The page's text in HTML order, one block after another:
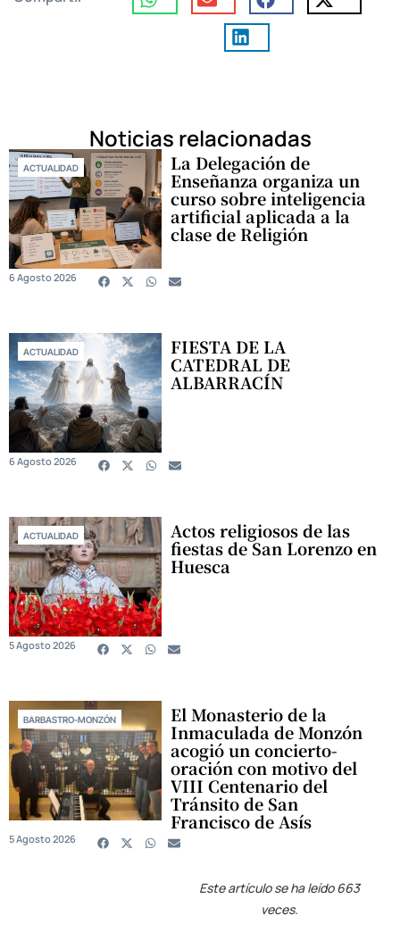
Noticias relacionadas
ACTUALIDAD La Delegación de
Enseñanza organiza un
curso sobre inteligencia
artificial aplicada a la
clase de Religión
6 Agosto 2026
ACTUALIDAD FIESTA DE LA
CATEDRAL DE
ALBARRACÍN
6 Agosto 2026
ACTUALIDAD Actos religiosos de las
fiestas de San Lorenzo en
Huesca
5 Agosto 2026
BARBASTRO-MONZÓN El Monasterio de la
Inmaculada de Monzón
acogió un concierto-
oración con motivo del
VIII Centenario del
Tránsito de San
Francisco de Asís
5 Agosto 2026
Este artículo se ha leído 663
veces.